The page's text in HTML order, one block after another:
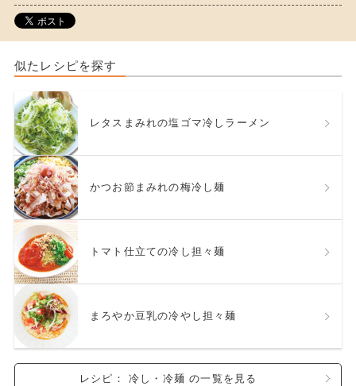
似たレシピを探す
レタスまみれの塩ゴマ冷しラーメン
かつお節まみれの梅冷し麺
トマト仕立ての冷し担々麺
まろやか豆乳の冷やし担々麺
レシピ： 冷し・冷麺 の一覧を見る